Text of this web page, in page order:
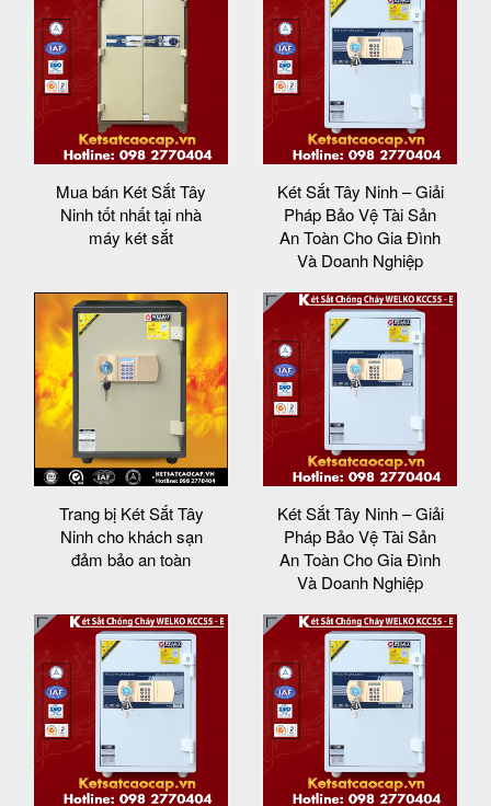
Mua bán Két Sắt Tây
Ninh tốt nhất tại nhà
máy két sắt
Két Sắt Tây Ninh – Giải
Pháp Bảo Vệ Tài Sản
An Toàn Cho Gia Đình
Và Doanh Nghiệp
Trang bị Két Sắt Tây
Ninh cho khách sạn
đảm bảo an toàn
Két Sắt Tây Ninh – Giải
Pháp Bảo Vệ Tài Sản
An Toàn Cho Gia Đình
Và Doanh Nghiệp